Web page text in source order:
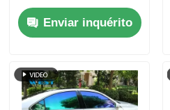
Sputtering Magntron,
Rejeição de Calor
para Vidro
Enviar inquérito